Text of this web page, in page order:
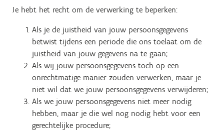
Je hebt het recht om de verwerking te beperken:
Als je de juistheid van jouw persoonsgegevens
betwist tijdens een periode die ons toelaat om de
juistheid van jouw gegevens na te gaan;
Als wij jouw persoonsgegevens toch op een
onrechtmatige manier zouden verwerken, maar je
niet wil dat we jouw persoonsgegevens verwijderen;
Als we jouw persoonsgegevens niet meer nodig
hebben, maar je die wel nog nodig hebt voor een
gerechtelijke procedure;